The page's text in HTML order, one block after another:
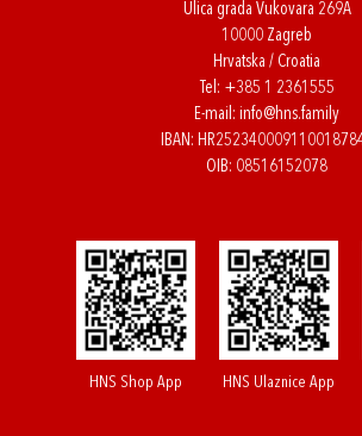
Ulica grada Vukovara 269A
10000 Zagreb
Hrvatska / Croatia
Tel: +385 1 2361555
E-mail: info@hns.family
IBAN:
OIB: 08516152078
HNS Shop App HNS Ulaznice App